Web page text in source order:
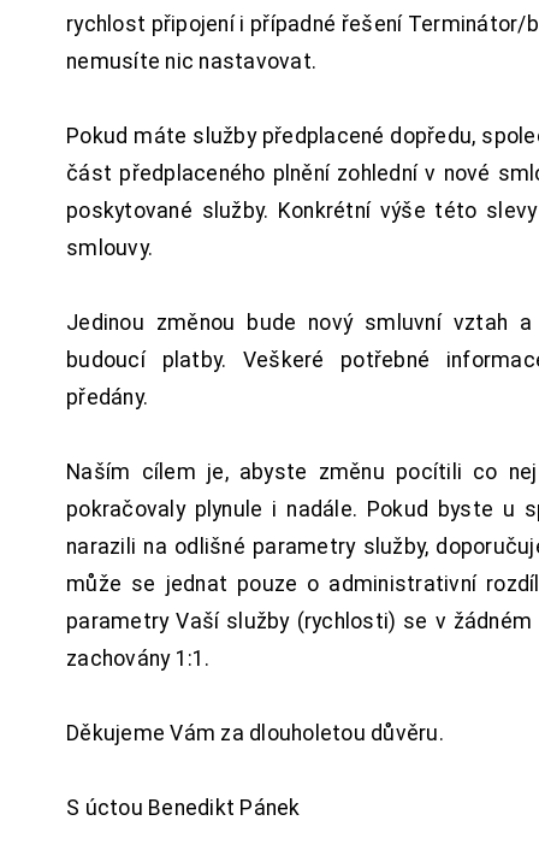
rychlost připojení i případné řešení Terminátor/
nemusíte nic nastavovat.
Pokud máte služby předplacené dopředu,
část předplaceného plnění zohlední v nové
poskytované služby. Konkrétní výše této
smlouvy.
Jedinou změnou bude nový smluvní vztah
budoucí platby. Veškeré potřebné
předány.
Naším cílem je, abyste změnu pocítili co
pokračovaly plynule i nadále. Pokud byste u
narazili na odlišné parametry služby,
může se jednat pouze o administrativní
parametry Vaší služby (rychlosti) se v
zachovány 1:1.
Děkujeme Vám za dlouholetou důvěru.
S úctou Benedikt Pánek